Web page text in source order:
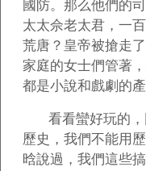
國防。那么他們的
太太佘老太君，一
荒唐？皇帝被搶走
家庭的女士們管著
都是小說和戲劇的
看看蠻好玩的
歷史，我們不能用
晗說過，我們這些